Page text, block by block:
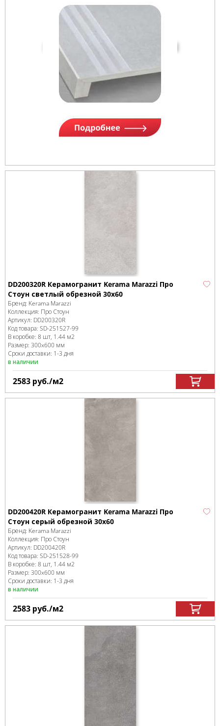
DD200320R Керамогранит Kerama Marazzi Про
Стоун светлый обрезной 30х60
Бренд: Kerama Marazzi
Коллекция: Про Стоун
Артикул: DD200320R
Код товара: SD-251527-99
В коробке: 8 шт, 1.44 м2
Размер: 300x600 мм
Сроки доставки: 1-3 дня
в наличии
2583 руб./м2
DD200420R Керамогранит Kerama Marazzi Про
Стоун серый обрезной 30х60
Бренд: Kerama Marazzi
Коллекция: Про Стоун
Артикул: DD200420R
Код товара: SD-251528-99
В коробке: 8 шт, 1.44 м2
Размер: 300x600 мм
Сроки доставки: 1-3 дня
в наличии
2583 руб./м2